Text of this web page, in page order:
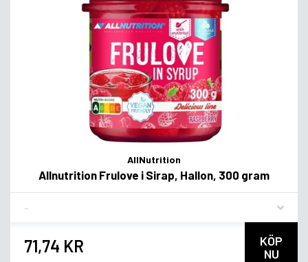
AllNutrition
Allnutrition Frulove i Sirap, Hallon, 300 gram
71,74 KR
KÖP
NU